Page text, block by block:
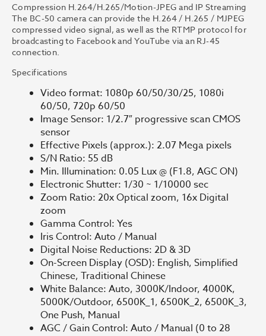
Compression H.264/H.265/Motion-JPEG and IP Streaming
The BC-50 camera can provide the H.264 / H.265 / MJPEG
compressed video signal, as well as the RTMP protocol for
broadcasting to Facebook and YouTube via an RJ-45
connection.
Specifications
Video format: 1080p 60/50/30/25, 1080i
60/50, 720p 60/50
Image Sensor: 1/2.7″ progressive scan CMOS
sensor
Effective Pixels (approx.): 2.07 Mega pixels
S/N Ratio: 55 dB
Min. Illumination: 0.05 Lux @ (F1.8, AGC ON)
Electronic Shutter: 1/30 ~ 1/10000 sec
Zoom Ratio: 20x Optical zoom, 16x Digital
zoom
Gamma Control: Yes
Iris Control: Auto / Manual
Digital Noise Reductions: 2D & 3D
On-Screen Display (OSD): English, Simplified
Chinese, Traditional Chinese
White Balance: Auto, 3000K/Indoor, 4000K,
5000K/Outdoor, 6500K_1, 6500K_2, 6500K_3,
One Push, Manual
AGC / Gain Control: Auto / Manual (0 to 28